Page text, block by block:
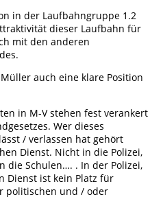
der Laufbahngruppe 1.2
dieser Laufbahn für
mit den anderen
auch eine klare Position
in M-V stehen fest verankert
Wer dieses
/ verlassen hat gehört
Dienst. Nicht in die Polizei,
die Schulen…. . In der Polizei,
Dienst ist kein Platz für
politischen und / oder